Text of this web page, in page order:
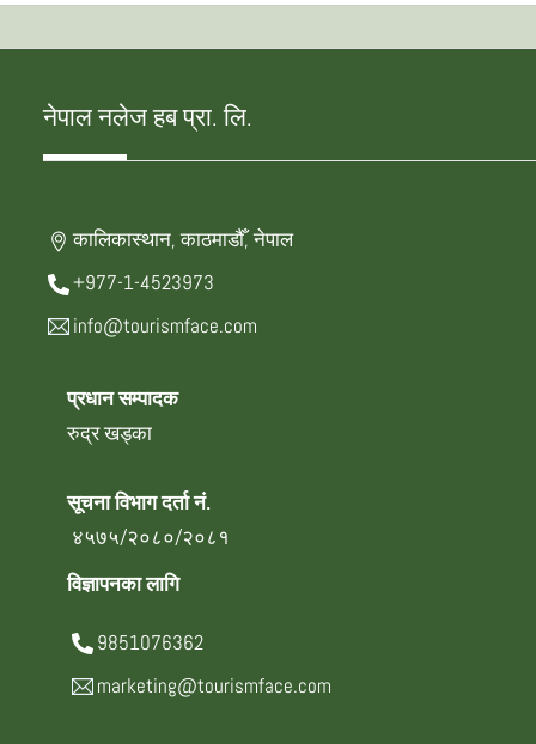
नेपाल नलेज हब प्रा. लि.
कालिकास्थान, काठमाडौँ, नेपाल
+977-1-4523973
info@tourismface.com
प्रधान सम्पादक
रुद्र खड्का
सूचना विभाग दर्ता नं.
४५७५/२०८०/२०८१
विज्ञापनका लागि
9851076362
marketing@tourismface.com